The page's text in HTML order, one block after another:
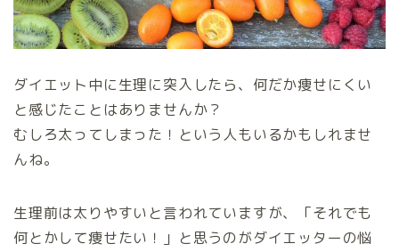
ダイエット中に生理に突入したら、何だか痩せにくい
と感じたことはありませんか？
むしろ太ってしまった！という人もいるかもしれませ
んね。
生理前は太りやすいと言われていますが、「それでも
何とかして痩せたい！」と思うのがダイエッターの悩